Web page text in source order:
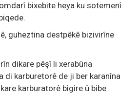
bixebite heya ku sotemenî
guheztina destpêkê bizivirîne
dikare pêşî li xerabûna
di karburetorê de ji ber karanîna
karburatorê bigire û bibe